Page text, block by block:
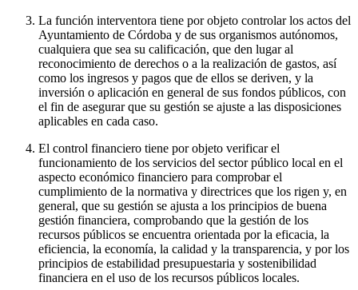
La función interventora tiene por objeto controlar los actos del
Ayuntamiento de Córdoba y de sus organismos autónomos,
cualquiera que sea su calificación, que den lugar al
reconocimiento de derechos o a la realización de gastos, así
como los ingresos y pagos que de ellos se deriven, y la
inversión o aplicación en general de sus fondos públicos, con
el fin de asegurar que su gestión se ajuste a las disposiciones
aplicables en cada caso.
El control financiero tiene por objeto verificar el
funcionamiento de los servicios del sector público local en el
aspecto económico financiero para comprobar el
cumplimiento de la normativa y directrices que los rigen y, en
general, que su gestión se ajusta a los principios de buena
gestión financiera, comprobando que la gestión de los
recursos públicos se encuentra orientada por la eficacia, la
eficiencia, la economía, la calidad y la transparencia, y por los
principios de estabilidad presupuestaria y sostenibilidad
financiera en el uso de los recursos públicos locales.